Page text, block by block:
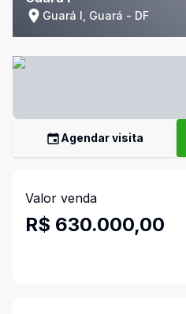
Guará I, Guará - DF
Agendar visita
Valor venda
R$ 630.000,00